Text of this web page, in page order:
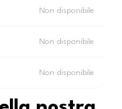
Non disponibile
Non disponibile
Non disponibile